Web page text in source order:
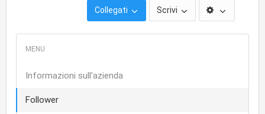
Collegati Scrivi
Informazioni sull'azienda
Follower